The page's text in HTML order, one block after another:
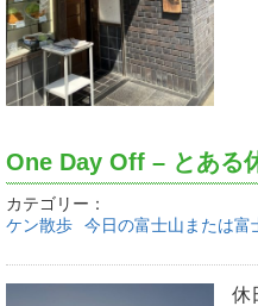
One Day Off – とある
カテゴリー：
ケン散歩
今日の富士山または富
休